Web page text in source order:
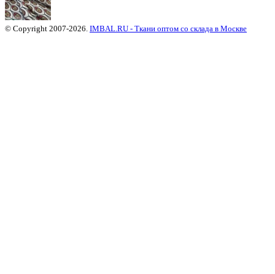
© Copyright 2007-2026. IMBAL.RU - Ткани оптом со склада в Москве